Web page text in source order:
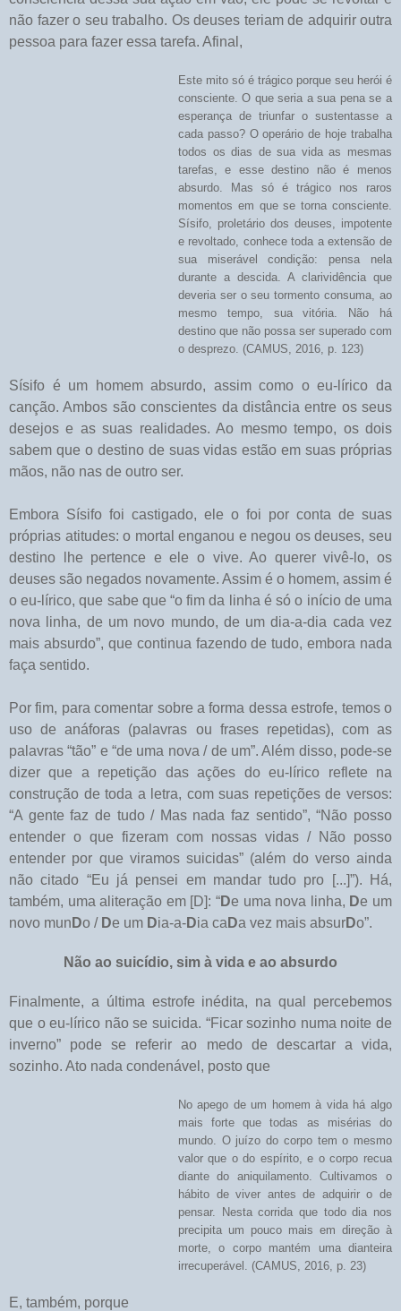
não fazer o seu trabalho. Os deuses teriam de adquirir outra
pessoa para fazer essa tarefa. Afinal,
Este mito só é trágico porque seu herói é
consciente. O que seria a sua pena se a
esperança de triunfar o sustentasse a
cada passo? O operário de hoje trabalha
todos os dias de sua vida as mesmas
tarefas, e esse destino não é menos
absurdo. Mas só é trágico nos raros
momentos em que se torna consciente.
Sísifo, proletário dos deuses, impotente
e revoltado, conhece toda a extensão de
sua miserável condição: pensa nela
durante a descida. A clarividência que
deveria ser o seu tormento consuma, ao
mesmo tempo, sua vitória. Não há
destino que não possa ser superado com
o desprezo. (CAMUS, 2016, p. 123)
Sísifo é um homem absurdo, assim como o eu-lírico da
canção. Ambos são conscientes da distância entre os seus
desejos e as suas realidades. Ao mesmo tempo, os dois
sabem que o destino de suas vidas estão em suas próprias
mãos, não nas de outro ser.
Embora Sísifo foi castigado, ele o foi por conta de suas
próprias atitudes: o mortal enganou e negou os deuses, seu
destino lhe pertence e ele o vive. Ao querer vivê-lo, os
deuses são negados novamente. Assim é o homem, assim é
o eu-lírico, que sabe que “o fim da linha é só o início de uma
nova linha, de um novo mundo, de um dia-a-dia cada vez
mais absurdo”, que continua fazendo de tudo, embora nada
faça sentido.
Por fim, para comentar sobre a forma dessa estrofe, temos o
uso de anáforas (palavras ou frases repetidas), com as
palavras “tão” e “de uma nova / de um”. Além disso, pode-se
dizer que a repetição das ações do eu-lírico reflete na
construção de toda a letra, com suas repetições de versos:
“A gente faz de tudo / Mas nada faz sentido”, “Não posso
entender o que fizeram com nossas vidas / Não posso
entender por que viramos suicidas” (além do verso ainda
não citado “Eu já pensei em mandar tudo pro [...]”). Há,
também, uma aliteração em [D]: “De uma nova linha, De um
novo mun Do / De um Dia-a-Dia ca Da vez mais absurDo”.
Não ao suicídio, sim à vida e ao absurdo
Finalmente, a última estrofe inédita, na qual percebemos
que o eu-lírico não se suicida. “Ficar sozinho numa noite de
inverno” pode se referir ao medo de descartar a vida,
sozinho. Ato nada condenável, posto que
No apego de um homem à vida há algo
mais forte que todas as misérias do
mundo. O juízo do corpo tem o mesmo
valor que o do espírito, e o corpo recua
diante do aniquilamento. Cultivamos o
hábito de viver antes de adquirir o de
pensar. Nesta corrida que todo dia nos
precipita um pouco mais em direção à
morte, o corpo mantém uma dianteira
irrecuperável. (CAMUS, 2016, p. 23)
E, também, porque